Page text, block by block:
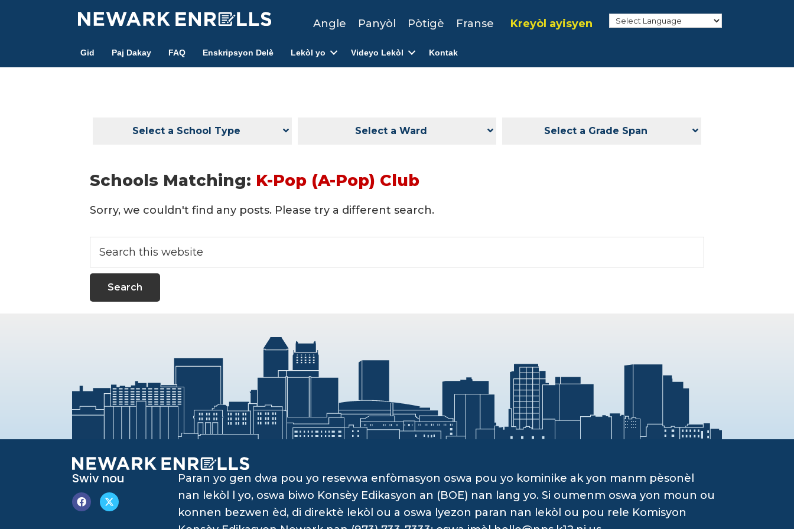
Angle Panyòl Pòtigè Franse Kreyòl ayisyen
Gid Paj Dakay FAQ Enskripsyon Delè Lekòl yo Videyo Lekòl Kontak
Select a School Type Select a Ward Select a Grade Span
Schools Matching: K-Pop (A-Pop) Club
Sorry, we couldn't find any posts. Please try a different search.
website
Swiv nou
Paran yo gen dwa pou yo resevwa enfòmasyon oswa pou yo kominike ak yon manm pèsonèl
nan lekòl l yo, oswa biwo Konsèy Edikasyon an (BOE) nan lang yo. Si oumenm oswa yon moun ou
konnen bezwen èd, di direktè lekòl ou a oswa lyezon paran nan lekòl ou pou rele Komisyon